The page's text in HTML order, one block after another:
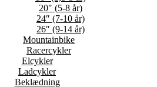
20″ (5-8 år)
24″ (7-10 år)
26″ (9-14 år)
Mountainbike
Racercykler
Elcykler
Ladcykler
Beklædning